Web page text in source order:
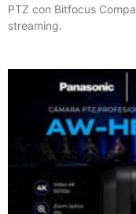
PTZ con Bitfocus
streaming.